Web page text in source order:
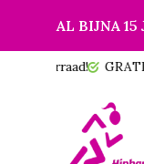
AL BIJNA 15
GRATIS